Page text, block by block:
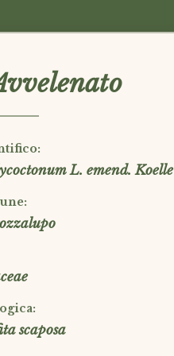
L. emend. Koelle
scaposa